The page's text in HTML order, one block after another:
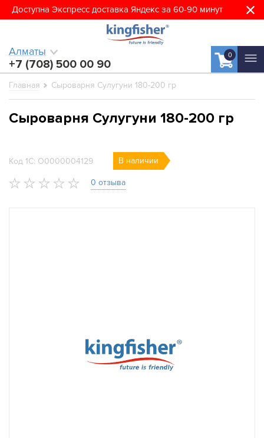
Доступна Экспресс доставка Яндекс за 60-90 минут
0
Алматы
+7 (708) 500 00 90
Главная Сыроварня Сулугуни 180-200 гр
Сыроварня Сулугуни 180-200 гр
Код 1С: О0000004129 В наличии
0 отзыва